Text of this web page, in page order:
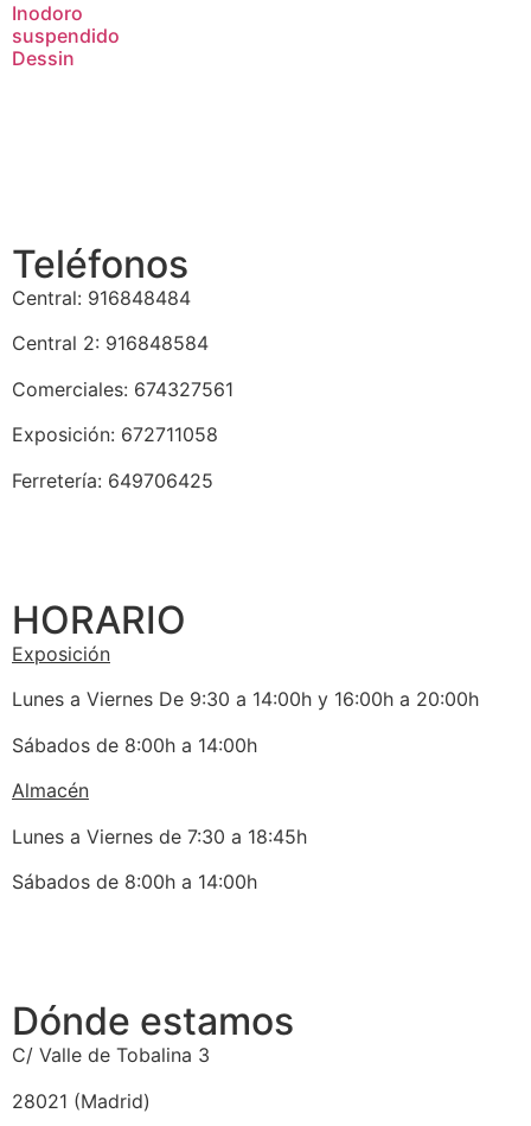
Inodoro
suspendido
Dessin
Teléfonos
Central: 916848484
Central 2: 916848584
Comerciales: 674327561
Exposición: 672711058
Ferretería: 649706425
HORARIO
Exposición
Lunes a Viernes De 9:30 a 14:00h y 16:00h a 20:00h
Sábados de 8:00h a 14:00h
Almacén
Lunes a Viernes de 7:30 a 18:45h
Sábados de 8:00h a 14:00h
Dónde estamos
C/ Valle de Tobalina 3
28021 (Madrid)